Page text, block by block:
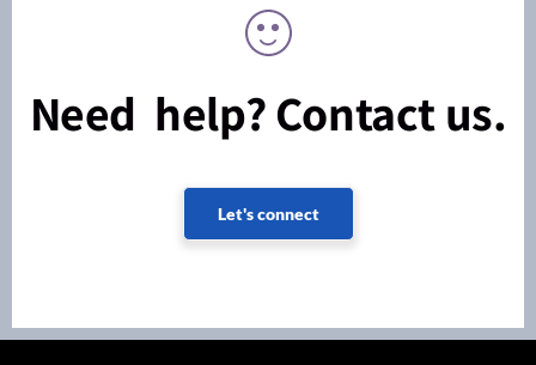
Need help? Contact us.
Let's connect